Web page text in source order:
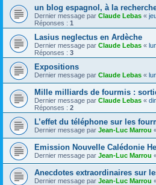
un blog espagnol, à la
Dernier message par Claude Lebas «
Réponses : 1
Lasius neglectus en Ardèche
Dernier message par Claude Lebas «
Réponses : 3
Expositions
Dernier message par Claude Lebas «
Mille milliards de fourmis :
Dernier message par Claude Lebas «
Réponses : 2
L’effet du téléphone sur les
Dernier message par Jean-Luc Marrou
Emission Nouvelle Calédonie
Dernier message par Jean-Luc Marrou
Anecdotes extraordinaires sur
Dernier message par Jean-Luc Marrou